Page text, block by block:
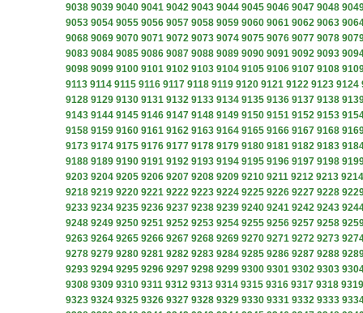
9038 9039 9040 9041 9042 9043 9044 9045 9046 9047 9048
9053 9054 9055 9056 9057 9058 9059 9060 9061 9062 9063
9068 9069 9070 9071 9072 9073 9074 9075 9076 9077 9078
9083 9084 9085 9086 9087 9088 9089 9090 9091 9092 9093
9098 9099 9100 9101 9102 9103 9104 9105 9106 9107 9108
9113 9114 9115 9116 9117 9118 9119 9120 9121 9122 9123 9124
9128 9129 9130 9131 9132 9133 9134 9135 9136 9137 9138
9143 9144 9145 9146 9147 9148 9149 9150 9151 9152 9153
9158 9159 9160 9161 9162 9163 9164 9165 9166 9167 9168
9173 9174 9175 9176 9177 9178 9179 9180 9181 9182 9183
9188 9189 9190 9191 9192 9193 9194 9195 9196 9197 9198
9203 9204 9205 9206 9207 9208 9209 9210 9211 9212 9213 9214
9218 9219 9220 9221 9222 9223 9224 9225 9226 9227 9228
9233 9234 9235 9236 9237 9238 9239 9240 9241 9242 9243
9248 9249 9250 9251 9252 9253 9254 9255 9256 9257 9258
9263 9264 9265 9266 9267 9268 9269 9270 9271 9272 9273
9278 9279 9280 9281 9282 9283 9284 9285 9286 9287 9288
9293 9294 9295 9296 9297 9298 9299 9300 9301 9302 9303
9308 9309 9310 9311 9312 9313 9314 9315 9316 9317 9318 9319
9323 9324 9325 9326 9327 9328 9329 9330 9331 9332 9333